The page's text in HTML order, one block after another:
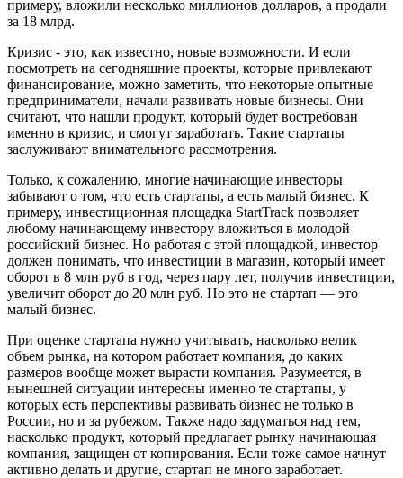
примеру, вложили несколько миллионов долларов, а продали
за 18 млрд.
Кризис - это, как известно, новые возможности. И если
посмотреть на сегодняшние проекты, которые привлекают
финансирование, можно заметить, что некоторые опытные
предприниматели, начали развивать новые бизнесы. Они
считают, что нашли продукт, который будет востребован
именно в кризис, и смогут заработать. Такие стартапы
заслуживают внимательного рассмотрения.
Только, к сожалению, многие начинающие инвесторы
забывают о том, что есть стартапы, а есть малый бизнес. К
примеру, инвестиционная площадка StartTrack позволяет
любому начинающему инвестору вложиться в молодой
российский бизнес. Но работая с этой площадкой, инвестор
должен понимать, что инвестиции в магазин, который имеет
оборот в 8 млн руб в год, через пару лет, получив инвестиции,
увеличит оборот до 20 млн руб. Но это не стартап — это
малый бизнес.
При оценке стартапа нужно учитывать, насколько велик
объем рынка, на котором работает компания, до каких
размеров вообще может вырасти компания. Разумеется, в
нынешней ситуации интересны именно те стартапы, у
которых есть перспективы развивать бизнес не только в
России, но и за рубежом. Также надо задуматься над тем,
насколько продукт, который предлагает рынку начинающая
компания, защищен от копирования. Если тоже самое начнут
активно делать и другие, стартап не много заработает.